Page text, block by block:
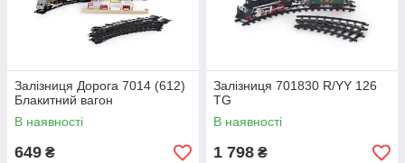
Залізниця Дорога 7014 (612)
Блакитний вагон
В наявності
649 ₴
Залізниця 701830 R/YY 126
TG
В наявності
1 798 ₴